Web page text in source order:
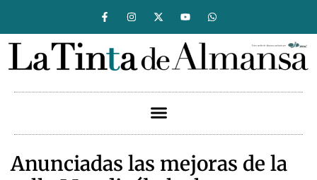
Anunciadas las mejoras de la